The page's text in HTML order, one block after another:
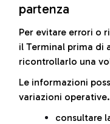
partenza
Per evitare errori o
il Terminal prima di
ricontrollarlo una
Le informazioni
variazioni
consultare